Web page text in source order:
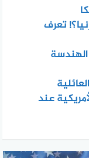
تعرف
الهندسة
عند